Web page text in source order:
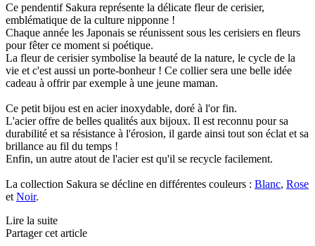
Ce pendentif Sakura représente la délicate fleur de cerisier,
emblématique de la culture nipponne !
Chaque année les Japonais se réunissent sous les cerisiers en fleurs
pour fêter ce moment si poétique.
La fleur de cerisier symbolise la beauté de la nature, le cycle de la
vie et c'est aussi un porte-bonheur ! Ce collier sera une belle idée
cadeau à offrir par exemple à une jeune maman.
Ce petit bijou est en acier inoxydable, doré à l'or fin.
L'acier offre de belles qualités aux bijoux. Il est reconnu pour sa
durabilité et sa résistance à l'érosion, il garde ainsi tout son éclat et sa
brillance au fil du temps !
Enfin, un autre atout de l'acier est qu'il se recycle facilement.
La collection Sakura se décline en différentes couleurs : Blanc, Rose
et Noir.
Lire la suite
Partager cet article